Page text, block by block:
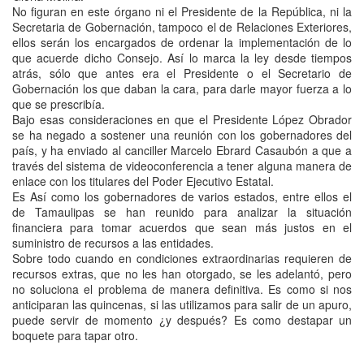
No figuran en este órgano ni el Presidente de la República, ni la
Secretaria de Gobernación, tampoco el de Relaciones Exteriores,
ellos serán los encargados de ordenar la implementación de lo
que acuerde dicho Consejo. Así lo marca la ley desde tiempos
atrás, sólo que antes era el Presidente o el Secretario de
Gobernación los que daban la cara, para darle mayor fuerza a lo
que se prescribía.
Bajo esas consideraciones en que el Presidente López Obrador
se ha negado a sostener una reunión con los gobernadores del
país, y ha enviado al canciller Marcelo Ebrard Casaubón a que a
través del sistema de videoconferencia a tener alguna manera de
enlace con los titulares del Poder Ejecutivo Estatal.
Es Así como los gobernadores de varios estados, entre ellos el
de Tamaulipas se han reunido para analizar la situación
financiera para tomar acuerdos que sean más justos en el
suministro de recursos a las entidades.
Sobre todo cuando en condiciones extraordinarias requieren de
recursos extras, que no les han otorgado, se les adelantó, pero
no soluciona el problema de manera definitiva. Es como si nos
anticiparan las quincenas, si las utilizamos para salir de un apuro,
puede servir de momento ¿y después? Es como destapar un
boquete para tapar otro.